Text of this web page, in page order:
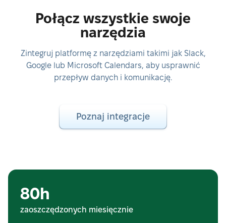
Połącz wszystkie swoje
narzędzia
Zintegruj platformę z narzędziami takimi jak Slack,
Google lub Microsoft Calendars, aby usprawnić
przepływ danych i komunikację.
Poznaj integracje
80h
zaoszczędzonych miesięcznie